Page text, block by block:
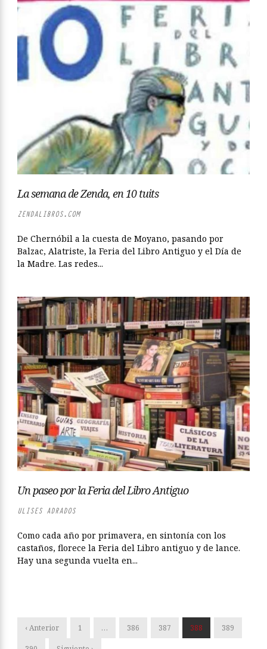
La semana de Zenda, en 10 tuits
ZENDALIBROS.COM
De Chernóbil a la cuesta de Moyano, pasando por
Balzac, Alatriste, la Feria del Libro Antiguo y el Día de
la Madre. Las redes...
Un paseo por la Feria del Libro Antiguo
ULISES ADRADOS
Como cada año por primavera, en sintonía con los
castaños, florece la Feria del Libro antiguo y de lance.
Hay una segunda vuelta en...
‹ Anterior 1 … 386 387 388 389